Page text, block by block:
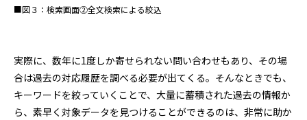
■図３：検索画面➁全文検索による絞込
実際に、数年に1度しか寄せられない問い合わせもあり、その場
合は過去の対応履歴を調べる必要が出てくる。そんなときでも、
キーワードを絞っていくことで、大量に蓄積された過去の情報か
ら、素早く対象データを見つけることができるのは、非常に助か